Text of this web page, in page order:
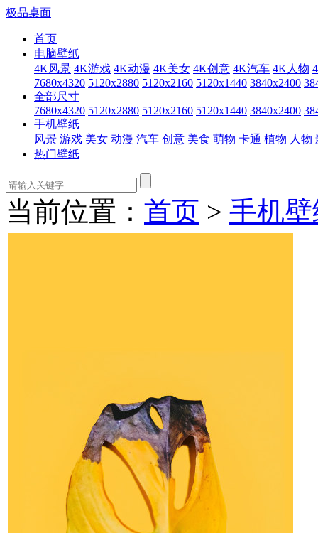
极品桌面
首页
电脑壁纸
4K风景 4K游戏 4K动漫 4K美女 4K创意 4K汽车 4K人物
7680x4320 5120x2880 5120x2160 5120x1440 3840x2400
全部尺寸
7680x4320 5120x2880 5120x2160 5120x1440 3840x2400
手机壁纸
风景 游戏 美女 动漫 汽车 创意 美食 萌物 卡通 植物 人物
热门壁纸
当前位置： 首页 > 手机